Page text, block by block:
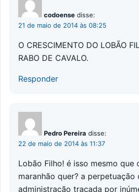
codoense disse:
21 de maio de 2014 às 08:25
O CRESCIMENTO DO LOBÃO
RABO DE CAVALO.
Responder
Pedro Pereira disse:
22 de maio de 2014 às 11:37
Lobão Filho! é isso mesmo que
maranhão quer? a perpetuação
administração traçada por